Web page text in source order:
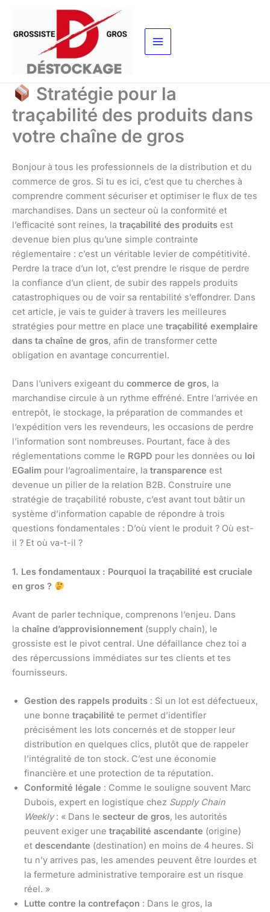
contenu
Stratégie pour la
traçabilité des produits dans
votre chaîne de gros
Bonjour à tous les professionnels de la distribution et du
commerce de gros. Si tu es ici, c’est que tu cherches à
comprendre comment sécuriser et optimiser le flux de tes
marchandises. Dans un secteur où la conformité et
l’efficacité sont reines, la traçabilité des produits est
devenue bien plus qu’une simple contrainte
réglementaire : c’est un véritable levier de compétitivité.
Perdre la trace d’un lot, c’est prendre le risque de perdre
la confiance d’un client, de subir des rappels produits
catastrophiques ou de voir sa rentabilité s’effondrer. Dans
cet article, je vais te guider à travers les meilleures
stratégies pour mettre en place une traçabilité exemplaire
dans ta chaîne de gros, afin de transformer cette
obligation en avantage concurrentiel.
Dans l’univers exigeant du commerce de gros, la
marchandise circule à un rythme effréné. Entre l’arrivée en
entrepôt, le stockage, la préparation de commandes et
l’expédition vers les revendeurs, les occasions de perdre
l’information sont nombreuses. Pourtant, face à des
réglementations comme le RGPD pour les données ou loi
EGalim pour l’agroalimentaire, la transparence est
devenue un pilier de la relation B2B. Construire une
stratégie de traçabilité robuste, c’est avant tout bâtir un
système d’information capable de répondre à trois
questions fondamentales : D’où vient le produit ? Où est-
il ? Et où va-t-il ?
1. Les fondamentaux : Pourquoi la traçabilité est cruciale
en gros ?
Avant de parler technique, comprenons l’enjeu. Dans
la chaîne d’approvisionnement (supply chain), le
grossiste est le pivot central. Une défaillance chez toi a
des répercussions immédiates sur tes clients et tes
fournisseurs.
Gestion des rappels produits : Si un lot est défectueux,
une bonne traçabilité te permet d’identifier
précisément les lots concernés et de stopper leur
distribution en quelques clics, plutôt que de rappeler
l’intégralité de ton stock. C’est une économie
financière et une protection de ta réputation.
Conformité légale : Comme le souligne souvent Marc
Dubois, expert en logistique chez Supply Chain
Weekly: « Dans le secteur de gros, les autorités
peuvent exiger une traçabilité ascendante (origine)
et descendante (destination) en moins de 4 heures. Si
tu n’y arrives pas, les amendes peuvent être lourdes et
la fermeture administrative temporaire est un risque
réel. »
Lutte contre la contrefaçon : Dans le gros, la